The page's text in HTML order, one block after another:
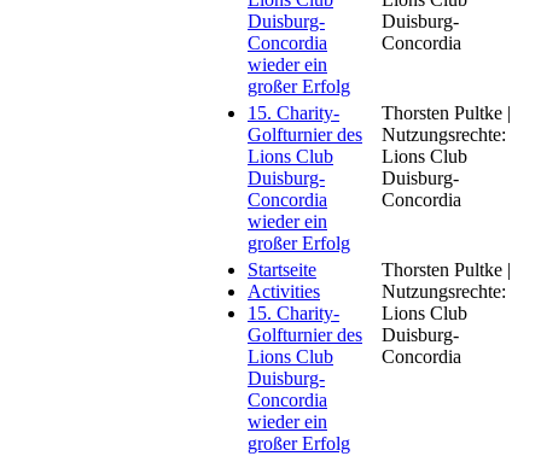
Duisburg-
Concordia
wieder ein
großer Erfolg
Duisburg-
Concordia
15. Charity-
Golfturnier des
Lions Club
Duisburg-
Concordia
wieder ein
großer Erfolg
Thorsten Pultke |
Nutzungsrechte:
Lions Club
Duisburg-
Concordia
Startseite
Activities
15. Charity-
Golfturnier des
Lions Club
Duisburg-
Concordia
wieder ein
großer Erfolg
Thorsten Pultke |
Nutzungsrechte:
Lions Club
Duisburg-
Concordia